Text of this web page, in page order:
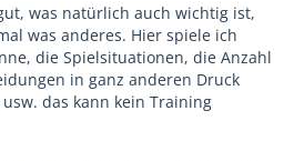
was natürlich auch wichtig ist,
was anderes. Hier spiele ich
die Spielsituationen, die Anzahl
in ganz anderen Druck
das kann kein Training